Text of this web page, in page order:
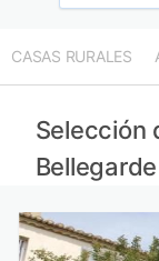
CASAS RURALES
Selección
Bellegarde